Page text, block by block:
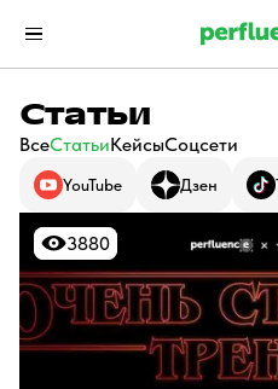
Статьи
ВсеСтатьиКейсыСоцсети
YouTube Дзен
3880
3880